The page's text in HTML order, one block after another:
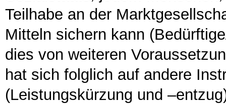
Teilhabe an der
Mitteln sichern kann
dies von weiteren
hat sich folglich auf andere
(Leistungskürzung und